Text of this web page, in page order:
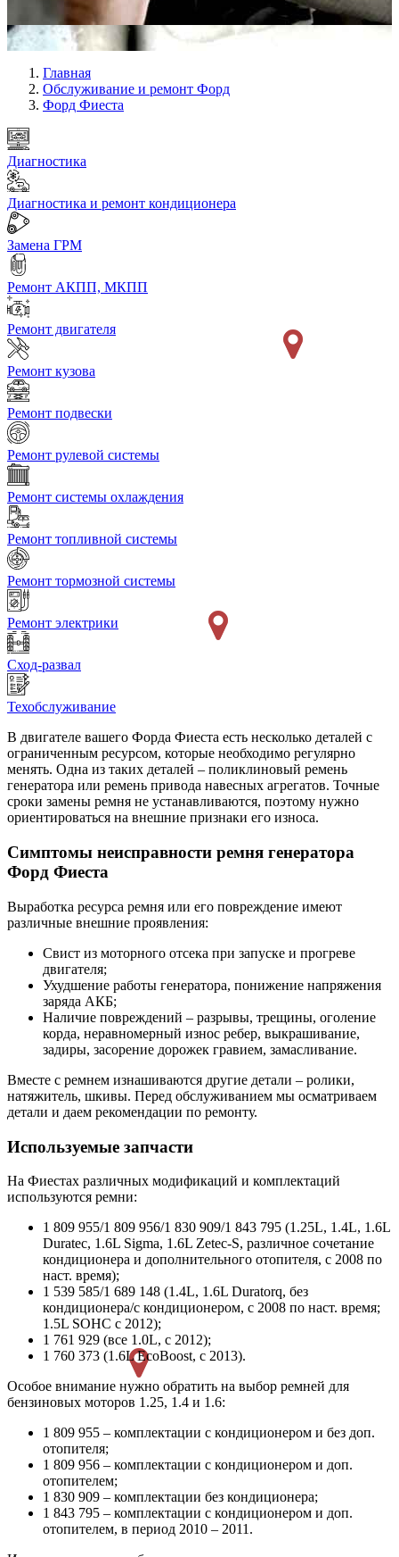
Главная
Обслуживание и ремонт Форд
Форд Фиеста
Диагностика
Диагностика и ремонт кондиционера
Замена ГРМ
Ремонт АКПП, МКПП
Ремонт двигателя
Ремонт кузова
Ремонт подвески
Ремонт рулевой системы
Ремонт системы охлаждения
Ремонт топливной системы
Ремонт тормозной системы
Ремонт электрики
Сход-развал
Техобслуживание
В двигателе вашего Форда Фиеста есть несколько деталей с
ограниченным ресурсом, которые необходимо регулярно
менять. Одна из таких деталей – поликлиновый ремень
генератора или ремень привода навесных агрегатов. Точные
сроки замены ремня не устанавливаются, поэтому нужно
ориентироваться на внешние признаки его износа.
Симптомы неисправности ремня генератора
Форд Фиеста
Выработка ресурса ремня или его повреждение имеют
различные внешние проявления:
Свист из моторного отсека при запуске и прогреве
двигателя;
Ухудшение работы генератора, понижение напряжения
заряда АКБ;
Наличие повреждений – разрывы, трещины, оголение
корда, неравномерный износ ребер, выкрашивание,
задиры, засорение дорожек гравием, замасливание.
Вместе с ремнем изнашиваются другие детали – ролики,
натяжитель, шкивы. Перед обслуживанием мы осматриваем
детали и даем рекомендации по ремонту.
Используемые запчасти
На Фиестах различных модификаций и комплектаций
используются ремни:
1 809 955/1 809 956/1 830 909/1 843 795 (1.25L, 1.4L, 1.6L
Duratec, 1.6L Sigma, 1.6L Zetec-S, различное сочетание
кондиционера и дополнительного отопителя, с 2008 по
наст. время);
1 539 585/1 689 148 (1.4L, 1.6L Duratorq, без
кондиционера/с кондиционером, с 2008 по наст. время;
1.5L SOHC с 2012);
1 761 929 (все 1.0L, с 2012);
1 760 373 (1.6L EcoBoost, с 2013).
Особое внимание нужно обратить на выбор ремней для
бензиновых моторов 1.25, 1.4 и 1.6:
1 809 955 – комплектации с кондиционером и без доп.
отопителя;
1 809 956 – комплектации с кондиционером и доп.
отопителем;
1 830 909 – комплектации без кондиционера;
1 843 795 – комплектации с кондиционером и доп.
отопителем, в период 2010 – 2011.